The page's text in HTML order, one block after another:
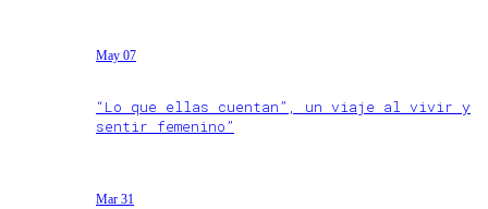
May 07
“Lo que ellas cuentan”, un viaje al vivir y
sentir femenino”
Mar 31